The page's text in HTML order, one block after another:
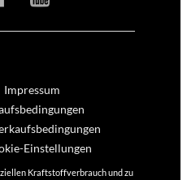
Impressum
Einstellungen
Kraftstoffverbrauch und zu